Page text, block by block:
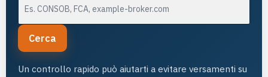
Cerca
Un controllo rapido può aiutarti a evitare versamenti su